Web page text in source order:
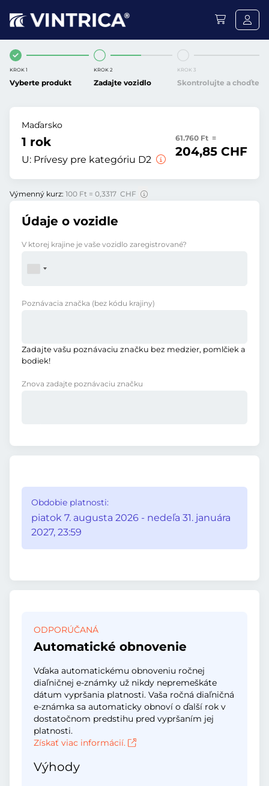
KROK 1
Vyberte produkt
KROK 2
Zadajte vozidlo
KROK 3
Skontrolujte a choďte
Maďarsko
1 rok
U: Prívesy pre kategóriu D2
61.760 Ft =
204,85 CHF
Výmenný kurz: 100 Ft = 0,3317 CHF
Údaje o vozidle
V ktorej krajine je vaše vozidlo zaregistrované?
Poznávacia značka (bez kódu krajiny)
Zadajte vašu poznávaciu značku bez medzier, pomlčiek a
bodiek!
Znova zadajte poznávaciu značku
Obdobie platnosti:
piatok 7. augusta 2026 - nedeľa 31. januára
2027, 23:59
ODPORÚČANÁ
Automatické obnovenie
Vďaka automatickému obnoveniu ročnej
diaľničnej e-známky už nikdy nepremeškáte
dátum vypršania platnosti. Vaša ročná diaľničná
e-známka sa automaticky obnoví o ďalší rok v
dostatočnom predstihu pred vypršaním jej
platnosti.
Získať viac informácií.
Výhody